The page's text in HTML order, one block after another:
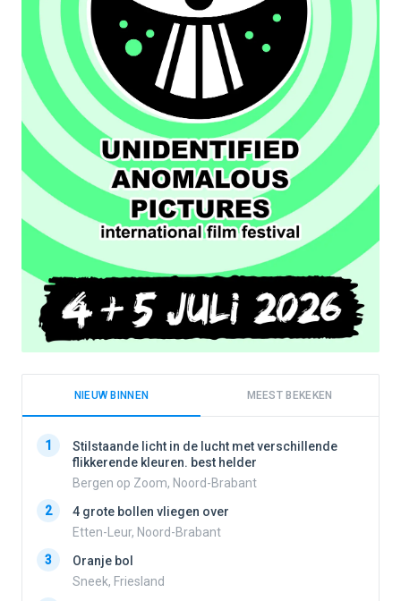
NIEUW BINNEN MEEST BEKEKEN
1
Stilstaande licht in de lucht met verschillende
flikkerende kleuren. best helder
Bergen op Zoom, Noord-Brabant
2
4 grote bollen vliegen over
Etten-Leur, Noord-Brabant
3
Oranje bol
Sneek, Friesland